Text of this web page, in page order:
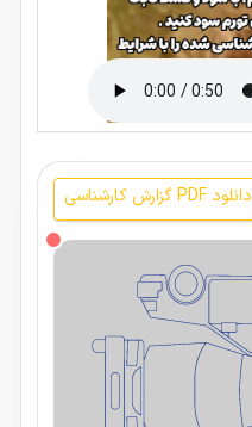
دانلود PDF گزارش کارشناسی